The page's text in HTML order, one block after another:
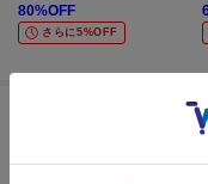
80%OFF
さらに5%OFF
セール